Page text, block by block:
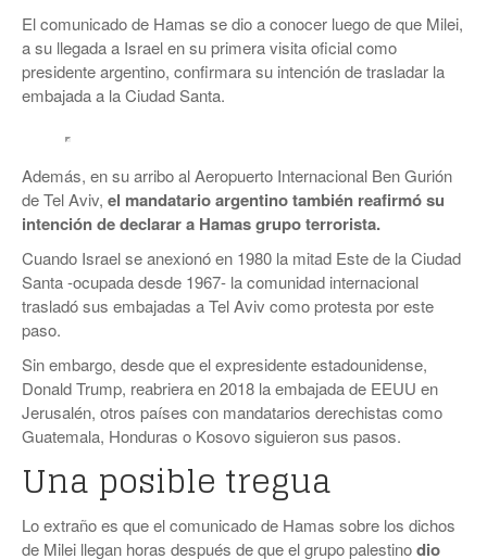
El comunicado de Hamas se dio a conocer luego de que Milei,
a su llegada a Israel en su primera visita oficial como
presidente argentino, confirmara su intención de trasladar la
embajada a la Ciudad Santa.
Además, en su arribo al Aeropuerto Internacional Ben Gurión
de Tel Aviv, el mandatario argentino también reafirmó su
intención de declarar a Hamas grupo terrorista.
Cuando Israel se anexionó en 1980 la mitad Este de la Ciudad
Santa -ocupada desde 1967- la comunidad internacional
trasladó sus embajadas a Tel Aviv como protesta por este
paso.
Sin embargo, desde que el expresidente estadounidense,
Donald Trump, reabriera en 2018 la embajada de EEUU en
Jerusalén, otros países con mandatarios derechistas como
Guatemala, Honduras o Kosovo siguieron sus pasos.
Una posible tregua
Lo extraño es que el comunicado de Hamas sobre los dichos
de Milei llegan horas después de que el grupo palestinodio